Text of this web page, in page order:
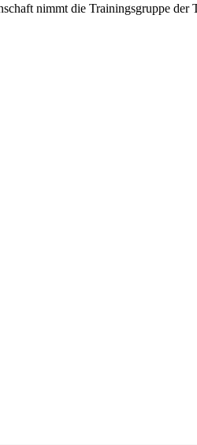
nimmt die Trainingsgruppe